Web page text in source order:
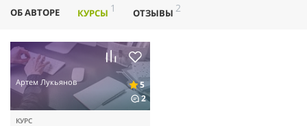
ОБ АВТОРЕ КУРСЫ 1 ОТЗЫВЫ 2
Артем Лукьянов
5
2
КУРС